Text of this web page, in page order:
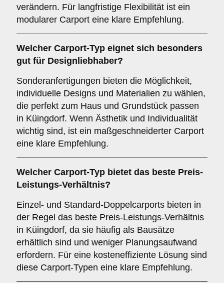
verändern. Für langfristige Flexibilität ist ein
modularer Carport eine klare Empfehlung.
Welcher Carport-Typ eignet sich besonders
gut für Designliebhaber?
Sonderanfertigungen bieten die Möglichkeit,
individuelle Designs und Materialien zu wählen,
die perfekt zum Haus und Grundstück passen
in Küingdorf. Wenn Ästhetik und Individualität
wichtig sind, ist ein maßgeschneiderter Carport
eine klare Empfehlung.
Welcher Carport-Typ bietet das beste Preis-
Leistungs-Verhältnis?
Einzel- und Standard-Doppelcarports bieten in
der Regel das beste Preis-Leistungs-Verhältnis
in Küingdorf, da sie häufig als Bausätze
erhältlich sind und weniger Planungsaufwand
erfordern. Für eine kosteneffiziente Lösung sind
diese Carport-Typen eine klare Empfehlung.